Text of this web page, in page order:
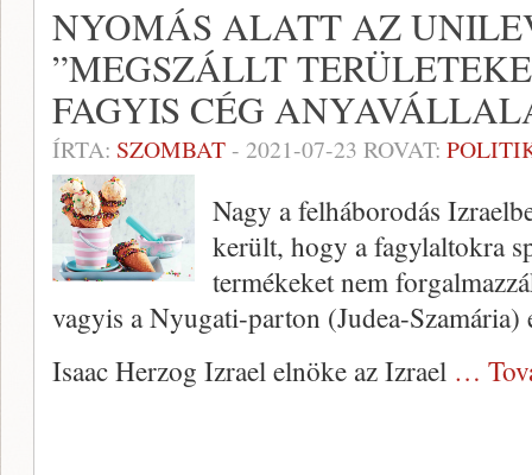
NYOMÁS ALATT AZ
”MEGSZÁLLT
FAGYIS CÉG
ÍRTA: SZOMBAT- 2021-07-23 ROVAT:
Nagy a felháborodás
került, hogy a fagylaltokra
termékeket nem
vagyis a Nyugati-parton (Judea-Szamária)
Isaac Herzog Izrael elnöke az Izrael …